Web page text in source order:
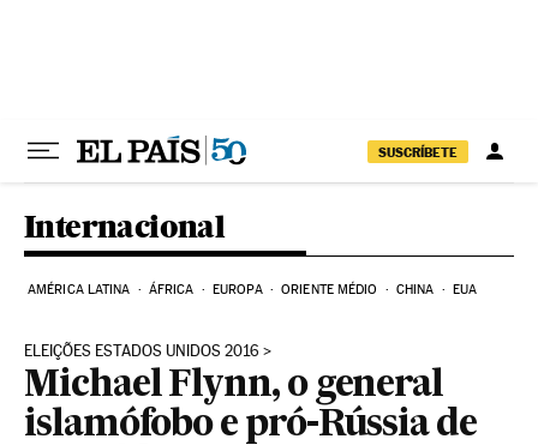
SUSCRÍBETE
Internacional
AMÉRICA LATINA ÁFRICA EUROPA ORIENTE MÉDIO CHINA EUA
ELEIÇÕES ESTADOS UNIDOS 2016
Michael Flynn, o general
islamófobo e pró-Rússia de